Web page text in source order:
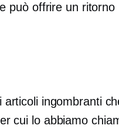
può offrire un ritorno
ingombranti
cui lo abbiamo